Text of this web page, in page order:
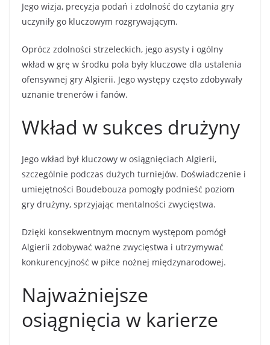
Jego wizja, precyzja podań i zdolność do czytania gry
uczyniły go kluczowym rozgrywającym.
Oprócz zdolności strzeleckich, jego asysty i ogólny
wkład w grę w środku pola były kluczowe dla ustalenia
ofensywnej gry Algierii. Jego występy często zdobywały
uznanie trenerów i fanów.
Wkład w sukces drużyny
Jego wkład był kluczowy w osiągnięciach Algierii,
szczególnie podczas dużych turniejów. Doświadczenie i
umiejętności Boudebouza pomogły podnieść poziom
gry drużyny, sprzyjając mentalności zwycięstwa.
Dzięki konsekwentnym mocnym występom pomógł
Algierii zdobywać ważne zwycięstwa i utrzymywać
konkurencyjność w piłce nożnej międzynarodowej.
Najważniejsze
osiągnięcia w karierze